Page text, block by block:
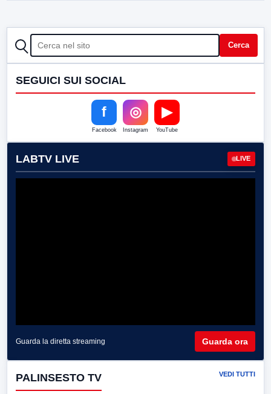
CERCA Cerca
SEGUICI SUI SOCIAL
f
Facebook
◎
Instagram
▶
YouTube
LABTV LIVE LIVE
Guarda la diretta streaming Guarda ora
PALINSESTO TV VEDI TUTTI